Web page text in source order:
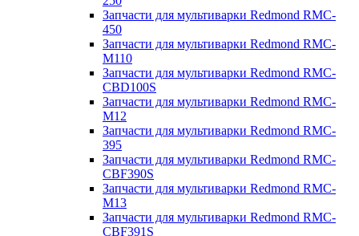
Запчасти для мультиварки Redmond RMC-
450
Запчасти для мультиварки Redmond RMC-
M110
Запчасти для мультиварки Redmond RMC-
CBD100S
Запчасти для мультиварки Redmond RMC-
M12
Запчасти для мультиварки Redmond RMC-
395
Запчасти для мультиварки Redmond RMC-
CBF390S
Запчасти для мультиварки Redmond RMC-
M13
Запчасти для мультиварки Redmond RMC-
CBF391S